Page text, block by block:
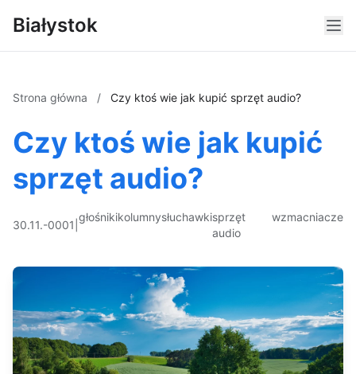
Białystok
Strona główna / Czy ktoś wie jak kupić sprzęt audio?
Czy ktoś wie jak kupić
sprzęt audio?
30.11.-0001
głośnikikolumnysłuchawkisprzęt
audio
wzmacniacze